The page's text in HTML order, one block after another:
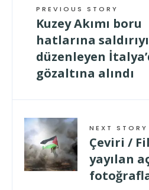
PREVIOUS STORY
Kuzey Akımı boru
hatlarına saldırıyı
düzenleyen
gözaltına alındı
NEXT STORY
Çeviri /
yayılan